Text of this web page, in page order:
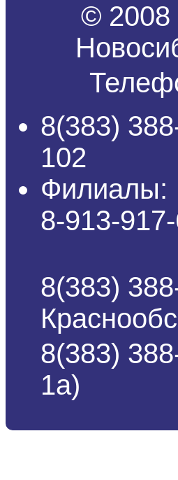
© 2008
8(383)
102
Филиалы:
8-913-
8(383)
8(383)
1а)